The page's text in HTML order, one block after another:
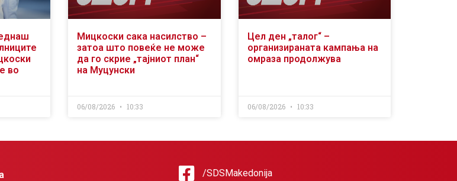
во
Мицкоски сака насилство –
затоа што повеќе не може
да го скрие „тајниот план“
на Муцунски
06/08/2026 10:33
Цел ден „талог“ –
организираната кампања на
омраза продолжува
06/08/2026 10:33
/SDSMakedonija